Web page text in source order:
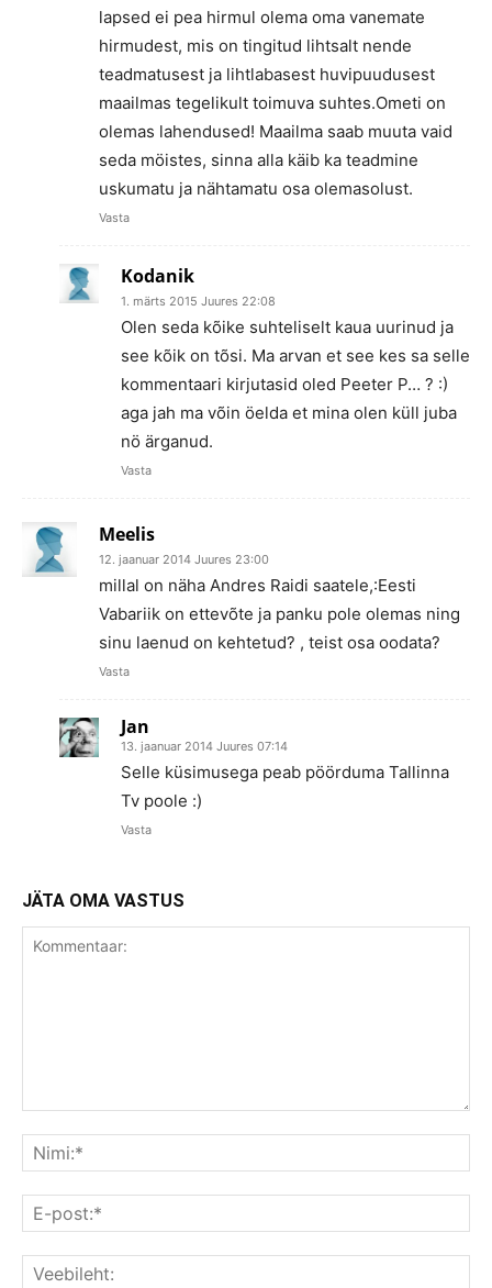
lapsed ei pea hirmul olema oma vanemate
hirmudest, mis on tingitud lihtsalt nende
teadmatusest ja lihtlabasest huvipuudusest
maailmas tegelikult toimuva suhtes.Ometi on
olemas lahendused! Maailma saab muuta vaid
seda möistes, sinna alla käib ka teadmine
uskumatu ja nähtamatu osa olemasolust.
Vasta
Kodanik
1. märts 2015 Juures 22:08
Olen seda kõike suhteliselt kaua uurinud ja
see kõik on tõsi. Ma arvan et see kes sa selle
kommentaari kirjutasid oled Peeter P… ? :)
aga jah ma võin öelda et mina olen küll juba
nö ärganud.
Vasta
Meelis
12. jaanuar 2014 Juures 23:00
millal on näha Andres Raidi saatele,:Eesti
Vabariik on ettevõte ja panku pole olemas ning
sinu laenud on kehtetud? , teist osa oodata?
Vasta
Jan
13. jaanuar 2014 Juures 07:14
Selle küsimusega peab pöörduma Tallinna
Tv poole :)
Vasta
JÄTA OMA VASTUS